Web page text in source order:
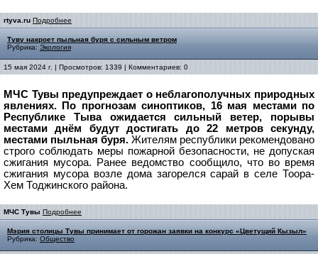
rtyva.ru Подробнее
Туву накроет пыльная буря с сильным ветром
Рубрика: Экология
15 мая 2024 г. | Просмотров: 1339 | Комментариев: 0
МЧС Тувы предупреждает о неблагополучных природных
явлениях. По прогнозам синоптиков, 16 мая местами по
Республике Тыва ожидается сильный ветер, порывы
местами днём будут достигать до 22 метров секунду,
местами пыльная буря. Жителям республики рекомендовано
строго соблюдать меры пожарной безопасности, не допуская
сжигания мусора. Ранее ведомство сообщило, что во время
сжигания мусора возле дома загорелся сарай в селе Тоора-
Хем Тоджинского района.
МЧС Тувы Подробнее
Мэрия столицы Тувы принимает от горожан заявки на конкурс «Цветущий Кызыл»
Рубрика: Общество